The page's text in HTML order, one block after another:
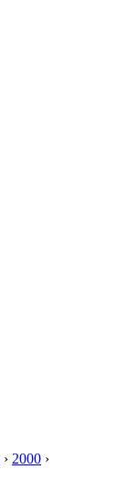
› 2000 ›